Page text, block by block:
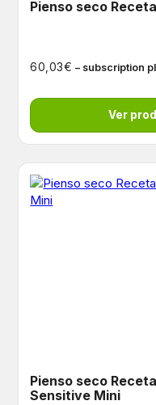
Pienso seco
60,03€ – subscription
Ver
Pienso seco
Sensitive Mini